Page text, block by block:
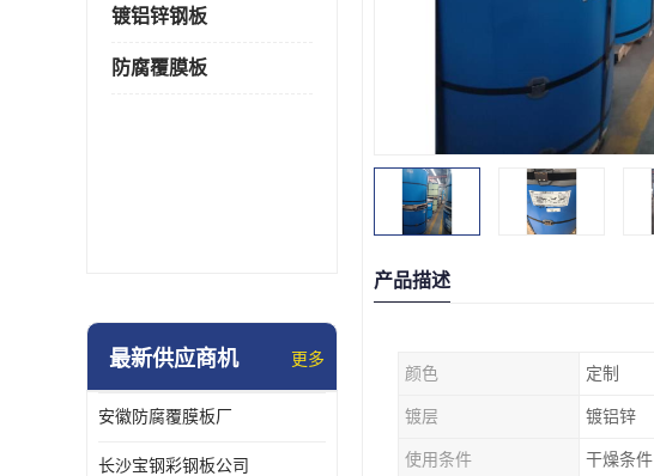
镀铝锌钢板
防腐覆膜板
最新供应商机 更多
安徽防腐覆膜板厂
长沙宝钢彩钢板公司
产品描述
颜色 定制
镀层 镀铝锌
使用条件 干燥条件